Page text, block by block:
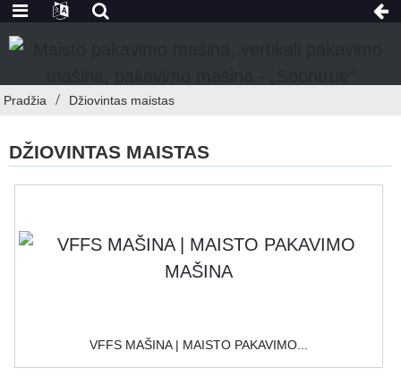
Pradžia Džiovintas maistas
DŽIOVINTAS MAISTAS
VFFS MAŠINA | MAISTO PAKAVIMO...